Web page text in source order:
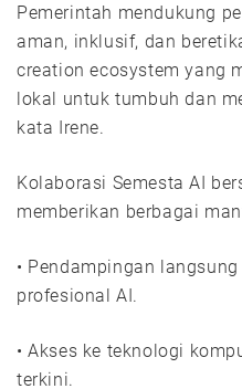
Pemerintah mendukung
aman, inklusif, dan
creation ecosystem yang
lokal untuk tumbuh dan
kata Irene.
Kolaborasi Semesta AI
memberikan berbagai
• Pendampingan
profesional AI.
• Akses ke teknologi
terkini.